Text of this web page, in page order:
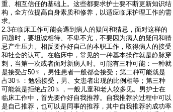
重、相互信任的基础上。这些都要求护士要不断更新知识结
构，全方位提高自身素质和修养，以适应临床护理工作的需
求。
2.3在临床工作可能会遇到病人的疑问和猜忌，面对这样的
问题时，要坦诚相待、不卑不亢，不要因为病人的疑问和猜
忌产生压力。相反要作好自己的本职工作，取得病人的接受
和社会的认可。在临床中，常见的一种基本操作就是静脉穿
刺，当第一次或者面对新病人时。可能有三种可能：一种就
是接受占50﹪，男性患者一般都会接受；第二种可能就是
占30﹪：勉强接受，男、女患者出现的比例相等；第三种
可能就是拒绝占20﹪，一般儿童和老人较多见。男护士在
临床工作中，首先要作好自我推荐。自我推荐的过程中可以
是自己推荐，也可以是同事的推荐，其中自我推荐的成功率